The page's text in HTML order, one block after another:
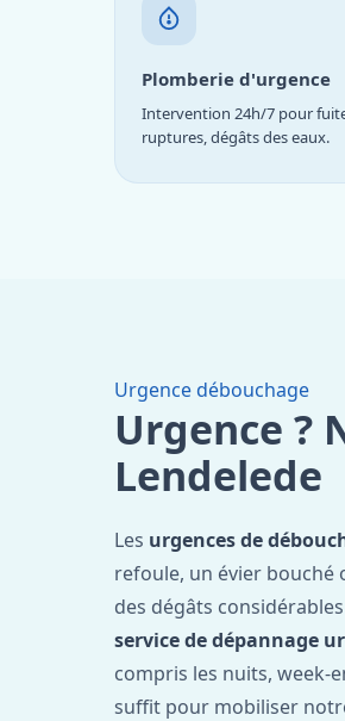
Plomberie d'urgence
Intervention 24h/7 pour
ruptures, dégâts des eaux.
Urgence débouchage
Urgence ?
Lendelede
Les urgences de
refoule, un évier bouché
des dégâts
service de dépannage
compris les nuits, week-
suffit pour mobiliser